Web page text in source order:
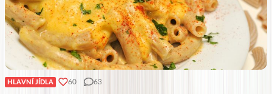
HLAVNÍ JÍDLA 60 63